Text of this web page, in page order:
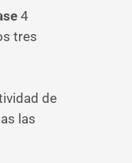
4
tres
de
las